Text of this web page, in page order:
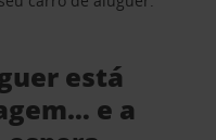
está
e a